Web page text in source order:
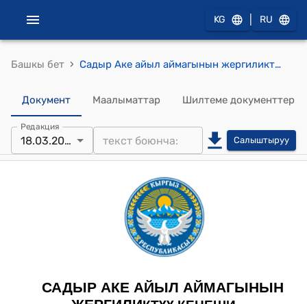
KG RU
Башкы бет › Садыр Аке айыл аймагынын жергиликтүү кеңешинин 2025-жылдын 18-мартындагы №44 "Чоң-Ак-Суу суу өзөнүнүн сугат суу системасын көзөмөлдөөчү пункт ачуу жөнүндө" токтому
Документ Маалыматтар Шилтеме документтер
Редакция
18.03.2025 Салыштыруу